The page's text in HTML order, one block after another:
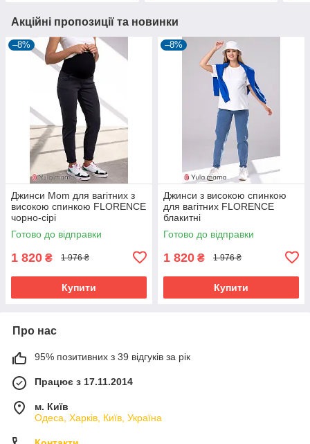
Акційні пропозиції та новинки
–8%
Джинси Mom для вагітних з
високою спинкою FLORENCE
чорно-сірі
Готово до відправки
1 820 ₴ 1 976 ₴
Купити
–8%
Джинси з високою спинкою
для вагітних FLORENCE
блакитні
Готово до відправки
1 820 ₴ 1 976 ₴
Купити
Про нас
95% позитивних з 39 відгуків за рік
Працює з 17.11.2014
м. Київ
Одеса, Харків, Київ, Україна